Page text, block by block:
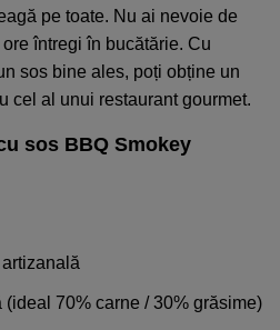
pe toate. Nu ai nevoie de
întregi în bucătărie. Cu
sos bine ales, poți obține un
cel al unui restaurant gourmet.
sos BBQ Smokey
70% carne / 30% grăsime)